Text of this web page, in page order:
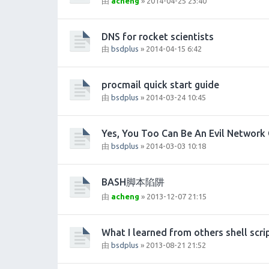
DNS for rocket scientists
由 bsdplus » 2014-04-15 6:42
procmail quick start guide
由 bsdplus » 2014-03-24 10:45
Yes, You Too Can Be An Evil Network
由 bsdplus » 2014-03-03 10:18
BASH脚本陷阱
由 acheng » 2013-12-07 21:15
What I learned from others shell
由 bsdplus » 2013-08-21 21:52